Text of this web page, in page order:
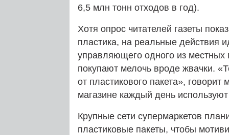
6,5 млн тонн отходов в год).
Хотя опрос читателей газеты
пластика, на реальные действия
управляющего одного из местных
покупают мелочь вроде жвачки.
от пластикового пакета»,
магазине каждый день
Крупные сети супермаркетов
пластиковые пакеты, чтобы